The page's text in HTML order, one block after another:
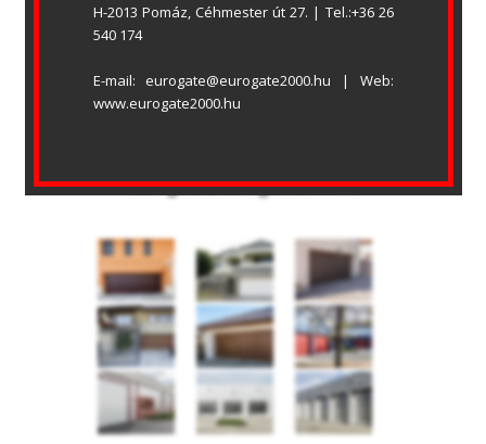
EUROGATE 2000 KFT.
Honnan indul? (cím)
H-2013 Pomáz, Céhmester út 27.
eurogate@eurogate2000.hu
H-2013 Pomáz, Céhmester út 27. | Tel.:+36 26
540 174
E-mail: eurogate@eurogate2000.hu | Web:
www.eurogate2000.hu